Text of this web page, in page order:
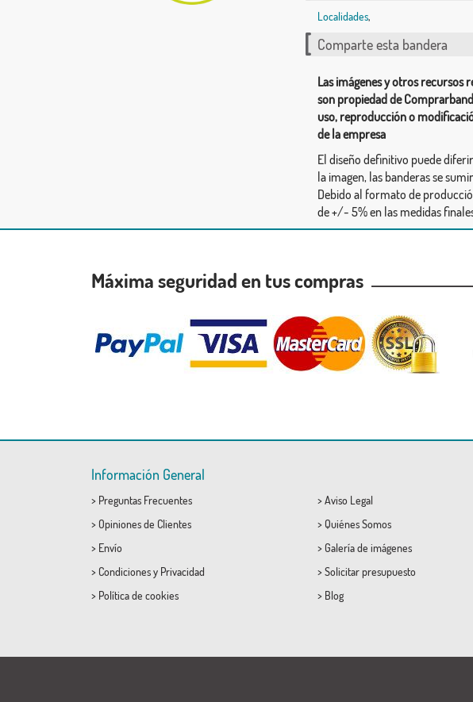
Localidades,
Comparte esta bandera
Las imágenes y otros recursos
son propiedad de
uso, reproducción o
de la empresa
El diseño definitivo puede
la imagen, las banderas se
Debido al formato de
de +/- 5% en las medidas
Máxima seguridad en tus compras
Información General
> Preguntas Frecuentes
> Opiniones de Clientes
> Envío
> Condicionesy Privacidad
> Política de cookies
> Aviso Legal
> Quiénes Somos
> Galería de imágenes
> Solicitar presupuesto
> Blog